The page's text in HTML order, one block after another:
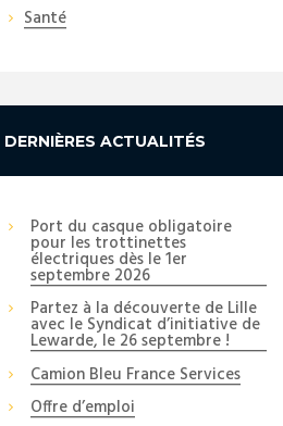
Next item
Santé
DERNIÈRES ACTUALITÉS
Port du casque obligatoire
pour les trottinettes
électriques dès le 1er
septembre 2026
Partez à la découverte de Lille
avec le Syndicat d’initiative de
Lewarde, le 26 septembre !
Camion Bleu France Services
Offre d’emploi